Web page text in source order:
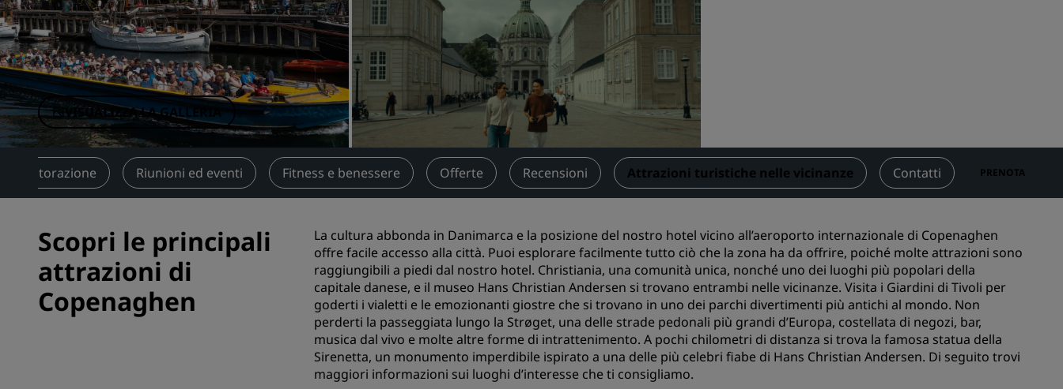
Marchi affiliati in Cina
Meeting ed eventi
Scopri Radisson Meetings
Prenota uno spazio per riunioni
Richiedi un preventivo
Destinazioni per eventi
Soluzioni di settore
Cerca voli
Ristorazione
Cerca un ristorante
Servizi digitali
App Radisson Hotels
Viaggiatore d'affari
Hotel nel centro città
Radisson Rewards
Scopri Radisson Rewards
Vantaggi
Come utilizzare punti
Come guadagnare punti
VISUALIZZA LA GALLERIA
Ristorazione Riunioni ed eventi Fitness e benessere Offerte Recensioni Attrazioni turistiche nelle vicinanze Contatti PRENOTA
Scopri le principali
attrazioni di
Copenaghen
La cultura abbonda in Danimarca e la posizione del nostro hotel vicino all’aeroporto internazionale di Copenaghen
offre facile accesso alla città. Puoi esplorare facilmente tutto ciò che la zona ha da offrire, poiché molte attrazioni sono
raggiungibili a piedi dal nostro hotel. Christiania, una comunità unica, nonché uno dei luoghi più popolari della
capitale danese, e il museo Hans Christian Andersen si trovano entrambi nelle vicinanze. Visita i Giardini di Tivoli per
goderti i vialetti e le emozionanti giostre che si trovano in uno dei parchi divertimenti più antichi al mondo. Non
perderti la passeggiata lungo la Strøget, una delle strade pedonali più grandi d’Europa, costellata di negozi, bar,
musica dal vivo e molte altre forme di intrattenimento. A pochi chilometri di distanza si trova la famosa statua della
Sirenetta, un monumento imperdibile ispirato a una delle più celebri fiabe di Hans Christian Andersen. Di seguito trovi
maggiori informazioni sui luoghi d’interesse che ti consigliamo.